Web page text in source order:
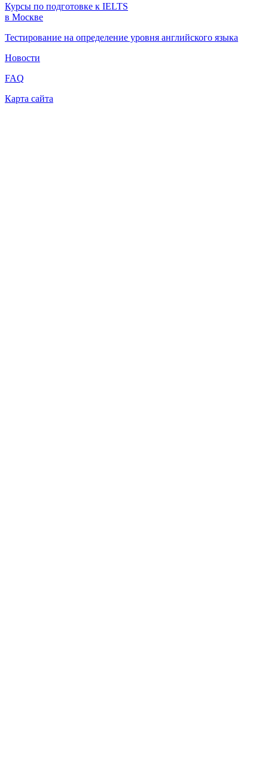
Курсы по подготовке к IELTS
в Москве
Тестирование на определение уровня английского языка
Новости
FAQ
Карта сайта